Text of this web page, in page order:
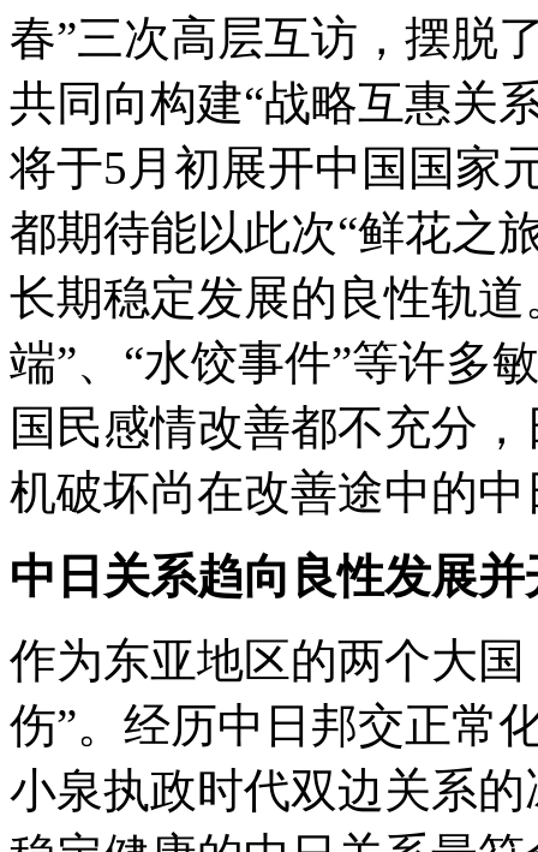
春”三次高层互访，摆脱
共同向构建“战略互惠关
将于5月初展开中国国家
都期待能以此次“鲜花之
长期稳定发展的良性轨
端”、“水饺事件”等许多
国民感情改善都不充分
机破坏尚在改善途中的
中日关系趋向良性发展
作为东亚地区的两个大
伤”。经历中日邦交正常
小泉执政时代双边关系